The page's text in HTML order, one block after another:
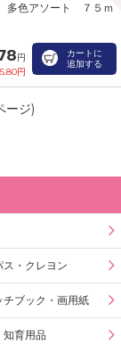
色アソート ７５ｍ
円
円
カートに
追加する
ージ)
・クレヨン
ブック・画用紙
知育用品